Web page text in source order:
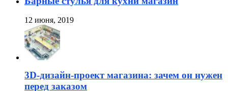
12 июня, 2019
3D-дизайн-проект магазина: зачем он нужен
перед заказом